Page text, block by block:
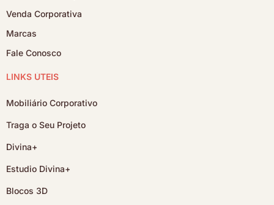
Venda Corporativa
Marcas
Fale Conosco
LINKS ÚTEIS
Mobiliário Corporativo
Traga o Seu Projeto
Divina+
Estudio Divina+
Blocos 3D